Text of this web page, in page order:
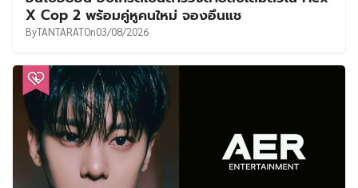
X Cop 2 พร้อมคู่หูคนใหม่ จองอึนแช
ByTANTARATOn03/08/2026